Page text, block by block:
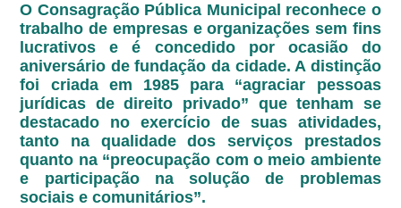
O Consagração Pública Municipal reconhece o
trabalho de empresas e organizações sem fins
lucrativos e é concedido por ocasião do
aniversário de fundação da cidade. A distinção
foi criada em 1985 para “agraciar pessoas
jurídicas de direito privado” que tenham se
destacado no exercício de suas atividades,
tanto na qualidade dos serviços prestados
quanto na “preocupação com o meio ambiente
e participação na solução de problemas
sociais e comunitários”.